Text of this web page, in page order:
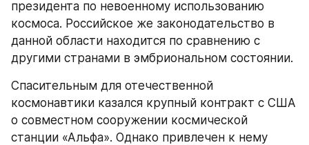
президента по невоенному использованию
космоса. Российское же законодательство в
данной области находится по сравнению с
другими странами в эмбриональном состоянии.
Спасительным для отечественной
космонавтики казался крупный контракт с США
о совместном сооружении космической
станции «Альфа». Однако привлечен к нему